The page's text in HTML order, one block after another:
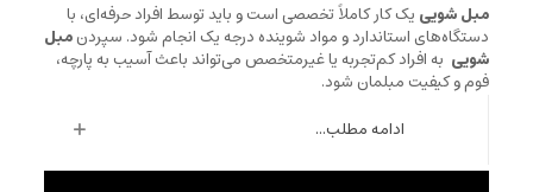
مبل شویی یک کار کاملاً تخصصی است و باید توسط افراد حرفه‌ای، با
دستگاه‌های استاندارد و مواد شوینده درجه یک انجام شود. سپردنمبل
شویی به افراد کم‌تجربه یا غیرمتخصص می‌تواند باعث آسیب به پارچه،
فوم و کیفیت مبلمان شود.
ادامه مطلب...